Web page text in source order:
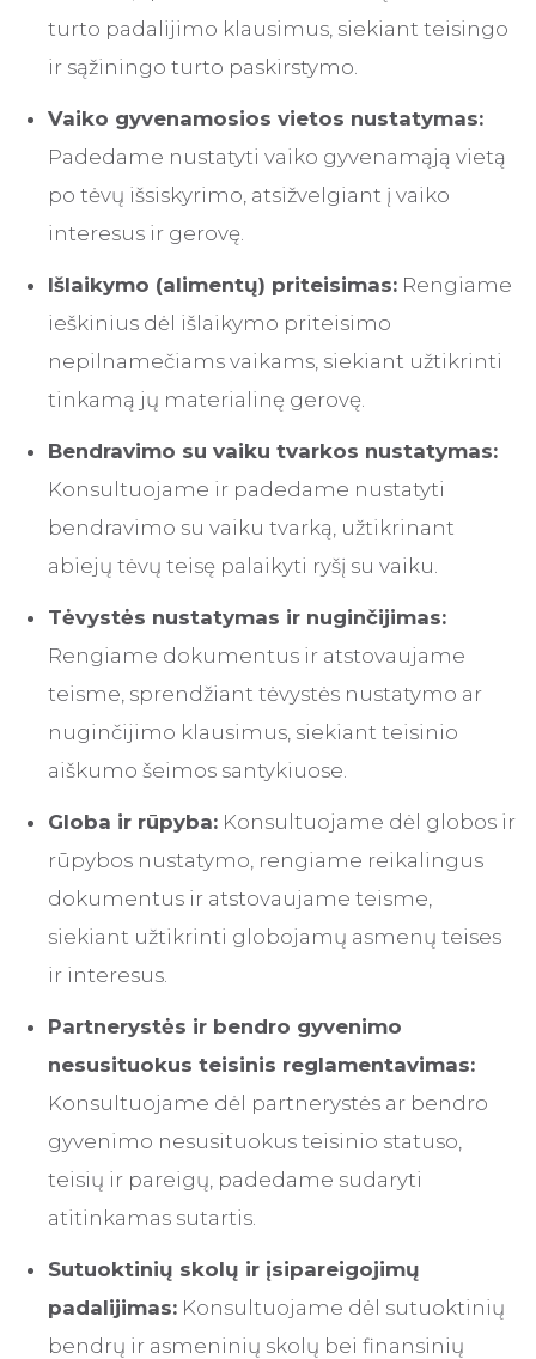
turto padalijimo klausimus, siekiant teisingo
ir sąžiningo turto paskirstymo.
Vaiko gyvenamosios vietos nustatymas:
Padedame nustatyti vaiko gyvenamąją vietą
po tėvų išsiskyrimo, atsižvelgiant į vaiko
interesus ir gerovę.
Išlaikymo (alimentų) priteisimas: Rengiame
ieškinius dėl išlaikymo priteisimo
nepilnamečiams vaikams, siekiant užtikrinti
tinkamą jų materialinę gerovę.
Bendravimo su vaiku tvarkos nustatymas:
Konsultuojame ir padedame nustatyti
bendravimo su vaiku tvarką, užtikrinant
abiejų tėvų teisę palaikyti ryšį su vaiku.
Tėvystės nustatymas ir nuginčijimas:
Rengiame dokumentus ir atstovaujame
teisme, sprendžiant tėvystės nustatymo ar
nuginčijimo klausimus, siekiant teisinio
aiškumo šeimos santykiuose.
Globa ir rūpyba: Konsultuojame dėl globos ir
rūpybos nustatymo, rengiame reikalingus
dokumentus ir atstovaujame teisme,
siekiant užtikrinti globojamų asmenų teises
ir interesus.
Partnerystės ir bendro gyvenimo
nesusituokus teisinis reglamentavimas:
Konsultuojame dėl partnerystės ar bendro
gyvenimo nesusituokus teisinio statuso,
teisių ir pareigų, padedame sudaryti
atitinkamas sutartis.
Sutuoktinių skolų ir įsipareigojimų
padalijimas: Konsultuojame dėl sutuoktinių
bendrų ir asmeninių skolų bei finansinių